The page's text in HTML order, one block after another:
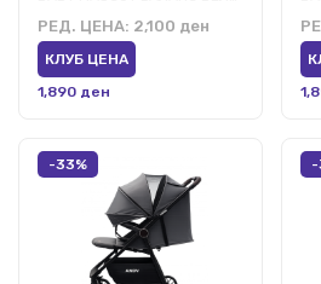
РЕД. ЦЕНА: 2,100 ден
КЛУБ ЦЕНА
1,890 ден
-33% -